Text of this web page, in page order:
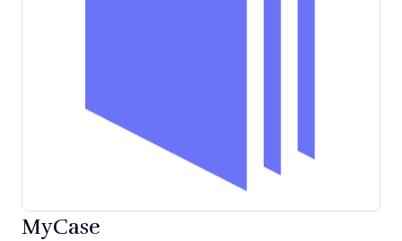
MyCase